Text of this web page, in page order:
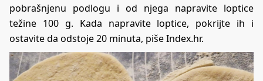
pobrašnjenu podlogu i od njega napravite loptice
težine 100 g. Kada napravite loptice, pokrijte ih i
ostavite da odstoje 20 minuta, pišeIndex.hr.